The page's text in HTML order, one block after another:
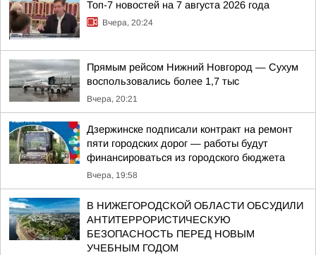
Топ-7 новостей на 7 августа 2026 года
Вчера, 20:24
Прямым рейсом Нижний Новгород — Сухум
воспользовались более 1,7 тыс
Вчера, 20:21
Дзержинске подписали контракт на ремонт
пяти городских дорог — работы будут
финансироваться из городского бюджета
Вчера, 19:58
В НИЖЕГОРОДСКОЙ ОБЛАСТИ ОБСУДИЛИ
АНТИТЕРРОРИСТИЧЕСКУЮ
БЕЗОПАСНОСТЬ ПЕРЕД НОВЫМ
УЧЕБНЫМ ГОДОМ